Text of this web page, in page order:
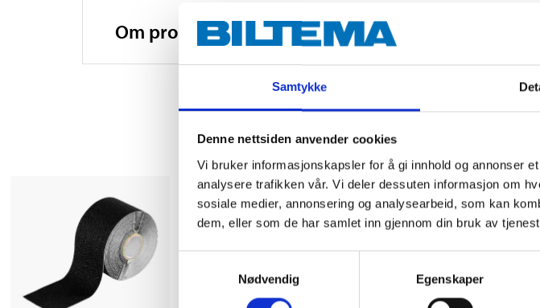
Samtykke
Denne nettsiden anvender cookies
Vi bruker informasjonskapsler for å gi innhold og annonser
analysere trafikken vår. Vi deler dessuten informasjon om
sosiale medier, annonsering og analysearbeid, som kan
dem, eller som de har samlet inn gjennom din bruk av
Nødvendig
Egenskaper
Om produsenten
Andre